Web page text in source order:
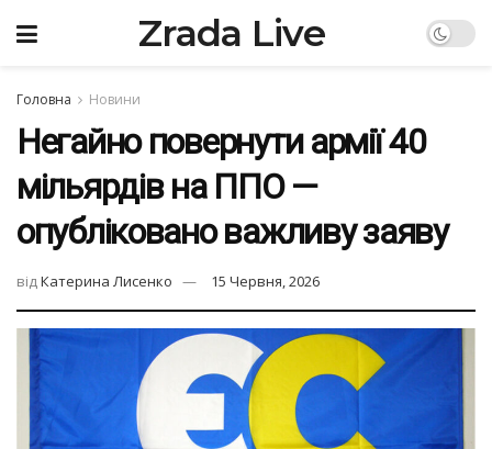
Zrada Live
Головна Новини
Негайно повернути армії 40
мільярдів на ППО —
опубліковано важливу заяву
відКатерина Лисенко 15 Червня, 2026